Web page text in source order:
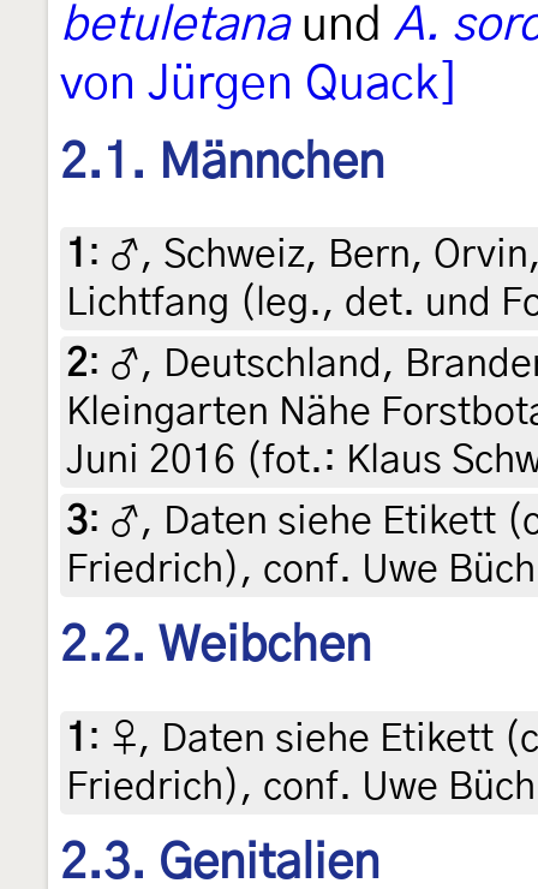
betuletanaund A.
von Jürgen Quack]
2.1. Männchen
1 : ♂, Schweiz, Bern,
Lichtfang (leg., det. und
2: ♂, Deutschland,
Kleingarten Nähe
Juni 2016 (fot.: Klaus
3: ♂, Daten siehe Etikett
Friedrich), conf. Uwe
2.2. Weibchen
1 : ♀, Daten siehe Etikett
Friedrich), conf. Uwe
2.3. Genitalien